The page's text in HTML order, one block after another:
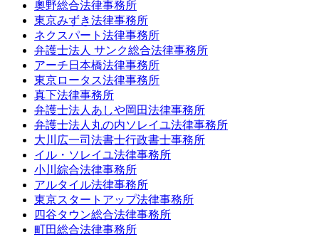
奧野総合法律事務所
東京みずき法律事務所
ネクスパート法律事務所
弁護士法人 サンク総合法律事務所
アーチ日本橋法律事務所
東京ロータス法律事務所
真下法律事務所
弁護士法人あしや岡田法律事務所
弁護士法人丸の内ソレイユ法律事務所
大川広一司法書士行政書士事務所
イル・ソレイユ法律事務所
小川綜合法律事務所
アルタイル法律事務所
東京スタートアップ法律事務所
四谷タウン総合法律事務所
町田総合法律事務所